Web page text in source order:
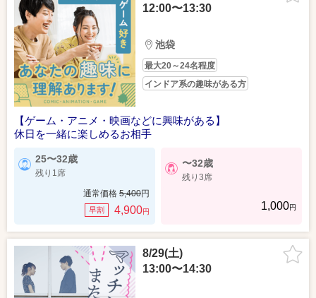
12:00〜13:30
池袋
最大20～24名程度
インドア系の趣味がある方
【ゲーム・アニメ・映画などに興味がある】
休日を一緒に楽しめるお相手
25〜32歳
残り1席
通常価格 5,400円
早割 4,900円
〜32歳
残り3席
1,000円
8/29(土)
13:00〜14:30